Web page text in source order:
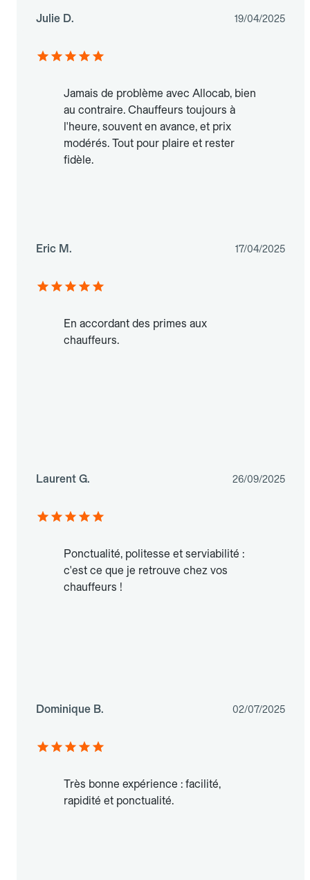
Julie D. 19/04/2025
Jamais de problème avec Allocab, bien
au contraire. Chauffeurs toujours à
l'heure, souvent en avance, et prix
modérés. Tout pour plaire et rester
fidèle.
Eric M. 17/04/2025
En accordant des primes aux
chauffeurs.
Laurent G. 26/09/2025
Ponctualité, politesse et serviabilité :
c'est ce que je retrouve chez vos
chauffeurs !
Dominique B. 02/07/2025
Très bonne expérience : facilité,
rapidité et ponctualité.